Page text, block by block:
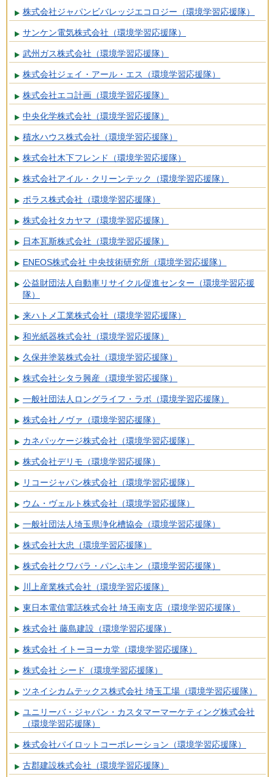
株式会社ジャパンビバレッジエコロジー（環境学習応援隊）
サンケン電気株式会社（環境学習応援隊）
武州ガス株式会社（環境学習応援隊）
株式会社ジェイ・アール・エス（環境学習応援隊）
株式会社エコ計画（環境学習応援隊）
中央化学株式会社（環境学習応援隊）
積水ハウス株式会社（環境学習応援隊）
株式会社木下フレンド（環境学習応援隊）
株式会社アイル・クリーンテック（環境学習応援隊）
ポラス株式会社（環境学習応援隊）
株式会社タカヤマ（環境学習応援隊）
日本瓦斯株式会社（環境学習応援隊）
ENEOS株式会社 中央技術研究所（環境学習応援隊）
公益財団法人自動車リサイクル促進センター（環境学習応援
隊）
来ハトメ工業株式会社（環境学習応援隊）
和光紙器株式会社（環境学習応援隊）
久保井塗装株式会社（環境学習応援隊）
株式会社シタラ興産（環境学習応援隊）
一般社団法人ロングライフ・ラボ（環境学習応援隊）
株式会社ノヴァ（環境学習応援隊）
カネパッケージ株式会社（環境学習応援隊）
株式会社デリモ（環境学習応援隊）
リコージャパン株式会社（環境学習応援隊）
ウム・ヴェルト株式会社（環境学習応援隊）
一般社団法人埼玉県浄化槽協会（環境学習応援隊）
株式会社大忠（環境学習応援隊）
株式会社クワバラ・パンぷキン（環境学習応援隊）
川上産業株式会社（環境学習応援隊）
東日本電信電話株式会社 埼玉南支店（環境学習応援隊）
株式会社 藤島建設（環境学習応援隊）
株式会社 イトーヨーカ堂（環境学習応援隊）
株式会社 シード（環境学習応援隊）
ツネイシカムテックス株式会社 埼玉工場（環境学習応援隊）
ユニリーバ・ジャパン・カスタマーマーケティング株式会社
（環境学習応援隊）
株式会社パイロットコーポレーション（環境学習応援隊）
古郡建設株式会社（環境学習応援隊）